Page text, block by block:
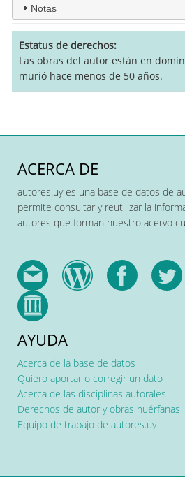
Notas
Estatus de derechos
Las obras del autor están en
murió hace menos de 50 años.
ACERCA DE
autores.uy es una base de datos de
permite consultar y reutilizar la
autores que forman nuestro acervo
AYUDA
Acerca de la base de datos
Quiero aportar o corregir un dato
Acerca de las disciplinas autorales
Derechos de autor y obras huérfanas
Equipo de trabajo de autores.uy